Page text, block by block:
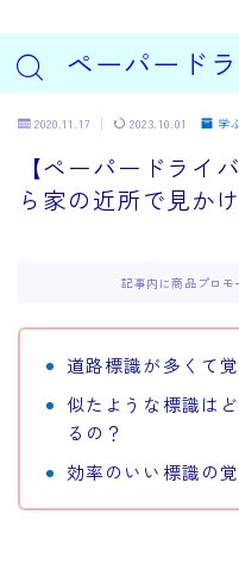
ペーパード
2020.11.17 2023.10.01 学
【ペーパードライ
ら家の近所で見か
記事内に商品プロ
道路標識が多くて
似たような標識は
るの？
効率のいい標識の